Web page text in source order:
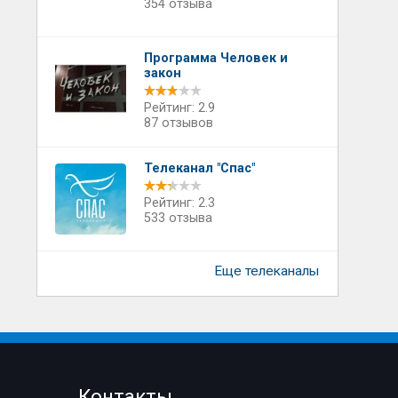
354 отзыва
Программа Человек и
закон
Рейтинг: 2.9
87 отзывов
Телеканал "Спас"
Рейтинг: 2.3
533 отзыва
Еще телеканалы